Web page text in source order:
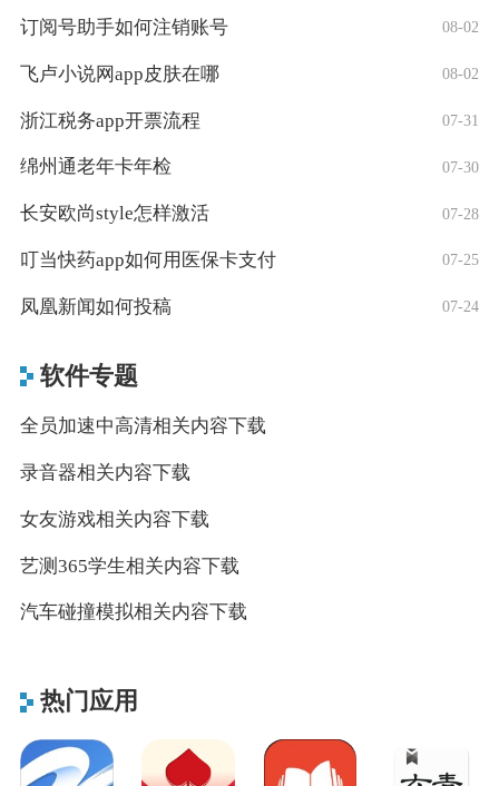
订阅号助手如何注销账号 08-02
飞卢小说网app皮肤在哪 08-02
浙江税务app开票流程 07-31
绵州通老年卡年检 07-30
长安欧尚style怎样激活 07-28
叮当快药app如何用医保卡支付 07-25
凤凰新闻如何投稿 07-24
软件专题
全员加速中高清相关内容下载
录音器相关内容下载
女友游戏相关内容下载
艺测365学生相关内容下载
汽车碰撞模拟相关内容下载
热门应用